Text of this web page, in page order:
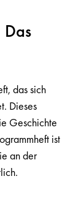
das sich
Dieses
Geschichte
ist
an der